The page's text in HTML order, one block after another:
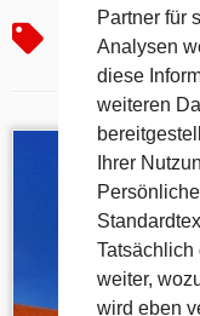
Evang.-
Partner für
Analysen
diese
weiteren
Ihrer
Tatsächlich
weiter,
wird eben